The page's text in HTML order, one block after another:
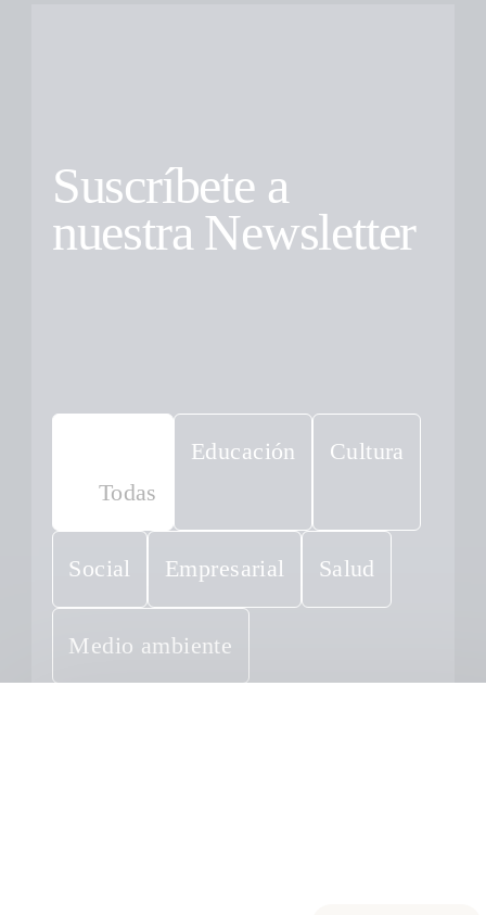
Suscríbete a
nuestra Newsletter
Todas
Educación Cultura
Social Empresarial Salud
Medio ambiente